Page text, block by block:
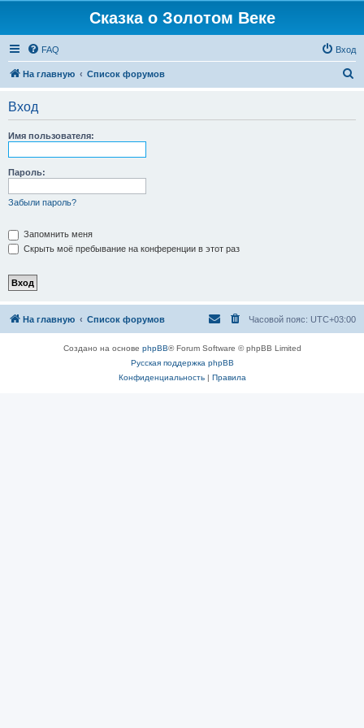
Сказка о Золотом Веке
FAQ Вход
На главную Список форумов
Вход
Имя пользователя:
Пароль:
Забыли пароль?
Запомнить меня
Скрыть моё пребывание на конференции в этот раз
На главную Список форумов Часовой пояс: UTC+03:00
Создано на основе phpBB® Forum Software © phpBB Limited
Русская поддержка phpBB
Конфиденциальность| Правила